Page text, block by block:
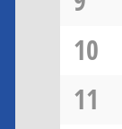
10
11